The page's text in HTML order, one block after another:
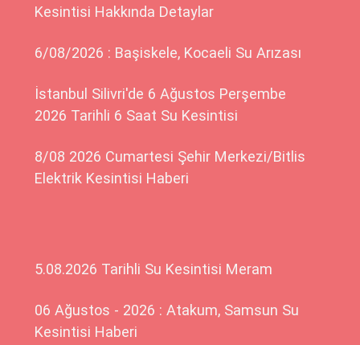
Kesintisi Hakkında Detaylar
6/08/2026 : Başiskele, Kocaeli Su Arızası
İstanbul Silivri'de 6 Ağustos Perşembe
2026 Tarihli 6 Saat Su Kesintisi
8/08 2026 Cumartesi Şehir Merkezi/Bitlis
Elektrik Kesintisi Haberi
5.08.2026 Tarihli Su Kesintisi Meram
06 Ağustos - 2026 : Atakum, Samsun Su
Kesintisi Haberi